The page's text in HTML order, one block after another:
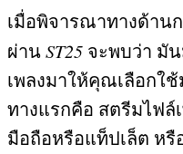
เมื่อพิจารณาทางด้าน
ผ่านST25 จะพบว่า มั
เพลงมาให้คุณเลือกใช้
ทางแรกคือ สตรีมไฟ
มือถือหรือแท็ปเล็ต ห